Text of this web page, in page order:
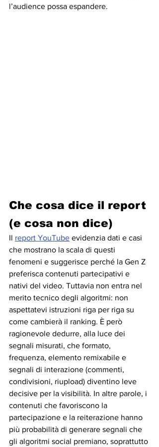
l’audience possa espandere.
Che cosa dice il report
(e cosa non dice)
Il report YouTube evidenzia dati e casi
che mostrano la scala di questi
fenomeni e suggerisce perché la Gen Z
preferisca contenuti partecipativi e
nativi del video. Tuttavia non entra nel
merito tecnico degli algoritmi: non
aspettatevi istruzioni riga per riga su
come cambierà il ranking. È però
ragionevole dedurre, alla luce dei
segnali misurati, che formato,
frequenza, elemento remixabile e
segnali di interazione (commenti,
condivisioni, riupload) diventino leve
decisive per la visibilità. In altre parole, i
contenuti che favoriscono la
partecipazione e la reiterazione hanno
più probabilità di generare segnali che
gli algoritmi social premiano, soprattutto